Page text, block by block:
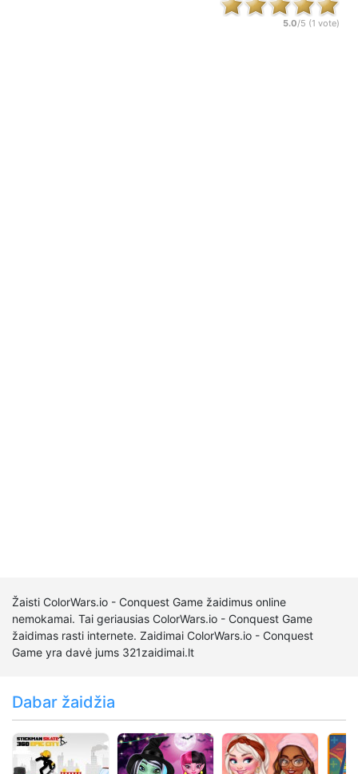
5.0/5 (1 vote)
Žaisti ColorWars.io - Conquest Game žaidimus online
nemokamai. Tai geriausias ColorWars.io - Conquest Game
žaidimas rasti internete. Zaidimai ColorWars.io - Conquest
Game yra davė jums 321zaidimai.lt
Dabar žaidžia